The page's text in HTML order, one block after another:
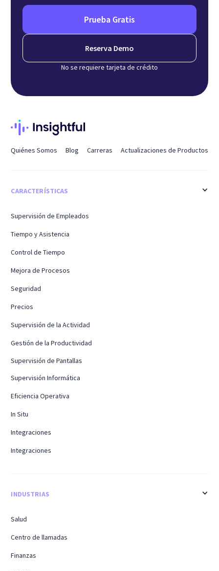
Prueba Gratis
Reserva Demo
No se requiere tarjeta de crédito
Quiénes Somos Blog Carreras Actualizaciones de Productos
CARACTERÍSTICAS
Supervisión de Empleados
Tiempo y Asistencia
Control de Tiempo
Mejora de Procesos
Seguridad
Precios
Supervisión de la Actividad
Gestión de la Productividad
Supervisión de Pantallas
Supervisión Informática
Eficiencia Operativa
In Situ
Integraciones
Integraciones
INDUSTRIAS
Salud
Centro de llamadas
Finanzas